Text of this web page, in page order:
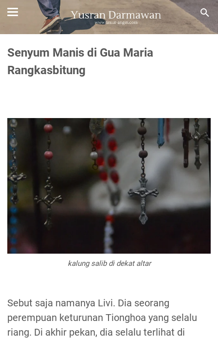
Senyum Manis di Gua Maria
Rangkasbitung
kalung salib di dekat altar
Sebut saja namanya Livi. Dia seorang
perempuan keturunan Tionghoa yang selalu
riang. Di akhir pekan, dia selalu terlihat di